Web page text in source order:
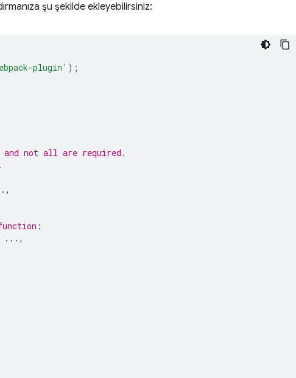
şu şekilde ekleyebilirsiniz:
plugin' );
and not all are required.
...,